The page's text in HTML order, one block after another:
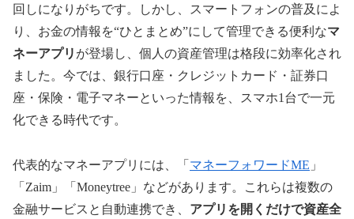
回しになりがちです。しかし、スマートフォンの普及によ
り、お金の情報を“ひとまとめ”にして管理できる便利なマ
ネーアプリ が登場し、個人の資産管理は格段に効率化され
ました。今では、銀行口座・クレジットカード・証券口
座・保険・電子マネーといった情報を、スマホ1台で一元
化できる時代です。
代表的なマネーアプリには、「 マネーフォワードME 」
「Zaim」「Moneytree」などがあります。これらは複数の
金融サービスと自動連携でき、 アプリを開くだけで資産全